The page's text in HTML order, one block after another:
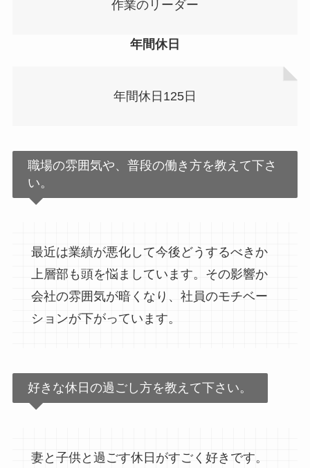
作業のリーダー
年間休日
年間休日125日
職場の雰囲気や、普段の働き方を教えて下さ
い。
最近は業績が悪化して今後どうするべきか
上層部も頭を悩ましています。その影響か
会社の雰囲気が暗くなり、社員のモチベー
ションが下がっています。
好きな休日の過ごし方を教えて下さい。
妻と子供と過ごす休日がすごく好きです。